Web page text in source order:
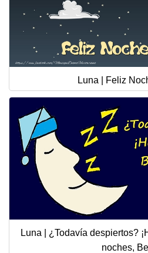
Luna | Feliz
Luna | ¿Todavía despiertos?
noches,